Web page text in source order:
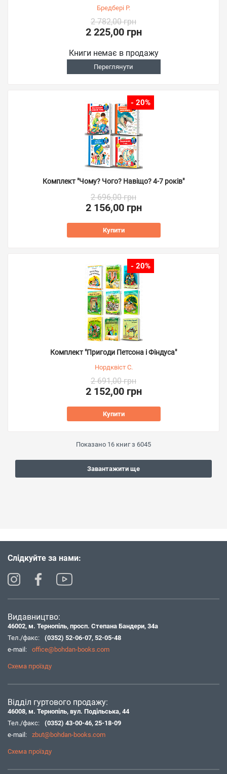
Бредбері Р.
2 782,00 грн
2 225,00 грн
Книги немає в продажу
Переглянути
- 20%
Комплект "Чому? Чого? Навіщо? 4-7 років"
2 696,00 грн
2 156,00 грн
Купити
- 20%
Комплект "Пригоди Петсона і Фіндуса"
Нордквіст С.
2 691,00 грн
2 152,00 грн
Купити
Показано 16 книг з 6045
Завантажити ще
Слідкуйте за нами:
Видавництво:
46002, м. Тернопіль, просп. Степана Бандери, 34а
Тел./факс:
(0352) 52-06-07, 52-05-48
e-mail:
office@bohdan-books.com
Схема проїзду
Відділ гуртового продажу:
46008, м. Тернопіль, вул. Подільська, 44
Тел./факс:
(0352) 43-00-46, 25-18-09
e-mail:
zbut@bohdan-books.com
Схема проїзду